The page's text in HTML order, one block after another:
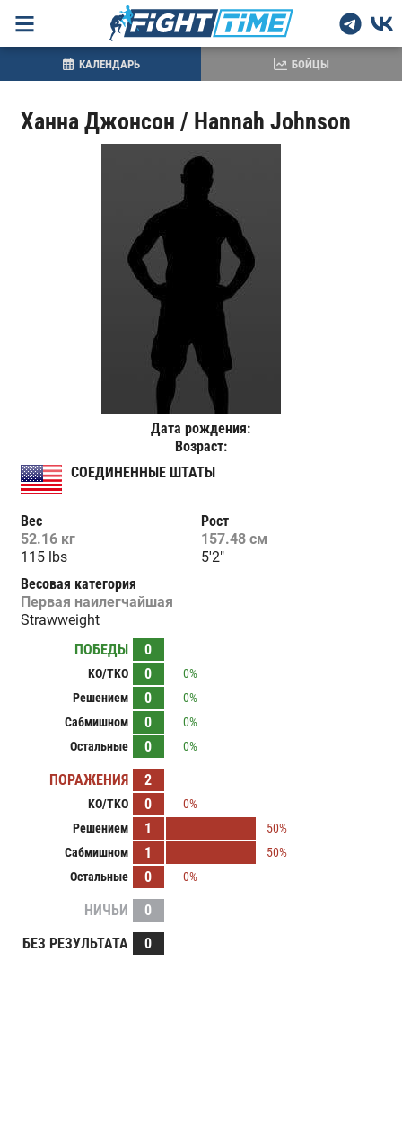
Ханна Джонсон / Hannah Johnson
Дата рождения:
Возраст:
СОЕДИНЕННЫЕ ШТАТЫ
Вес
52.16 кг
115 lbs
Рост
157.48 см
5'2"
Весовая категория
Первая наилегчайшая
Strawweight
ПОБЕДЫ
0
KO/TKO 0
0%
Решением
0
0%
Сабмишном
0
0%
Остальные
0 0%
ПОРАЖЕНИЯ 2
KO/TKO 0
0%
Решением
1
50%
Сабмишном
1
50%
Остальные
0 0%
НИЧЬИ
0
БЕЗ РЕЗУЛЬТАТА
0
КАЛЕНДАРЬ БОЙЦЫ